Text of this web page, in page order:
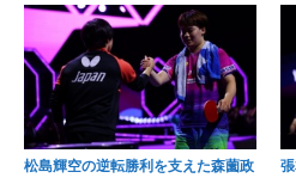
松島輝空の逆転勝利を支えた森薗政